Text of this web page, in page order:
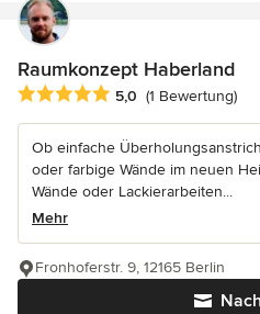
Raumkonzept Haberland
Durchschnittliche Bewertung: 5
5,0 (1 Bewertung)
Ob einfache
oder farbige Wände im neuen
Wände oder Lackierarbeiten...
Mehr
Fronhoferstr. 9, 12165 Berlin